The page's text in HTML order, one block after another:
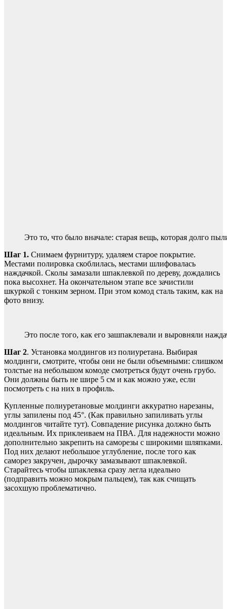
Это то, что было вначале: старая вещь, которая долго
Шаг 1. Снимаем фурнитуру, удаляем старое покрытие.
Местами полировка скоблилась, местами шлифовалась
наждачкой. Сколы замазали шпаклевкой по дереву, дождались
пока высохнет. На окончательном этапе все зачистили
шкуркой с тонким зерном. При этом комод сталь таким, как на
фото внизу.
Это после того, как его зашпаклевали и выровняли
Шаг 2. Установка молдингов из полиуретана. Выбирая
молдинги, смотрите, чтобы они не были объемными: слишком
толстые на небольшом комоде смотреться будут очень грубо.
Они должны быть не шире 5 см и как можно уже, если
посмотреть с на них в профиль.
Купленные полиуретановые молдинги аккуратно нарезаны,
углы запилены под 45°. (Как правильно запиливать углы
молдингов читайте тут). Совпадение рисунка должно быть
идеальным. Их приклеиваем на ПВА. Для надежности можно
дополнительно закрепить на саморезы с широкими шляпками.
Под них делают небольшое углубление, после того как
саморез закручен, дырочку замазывают шпаклевкой.
Старайтесь чтобы шпаклевка сразу легла идеально
(подправить можно мокрым пальцем), так как счищать
засохшую проблематично.